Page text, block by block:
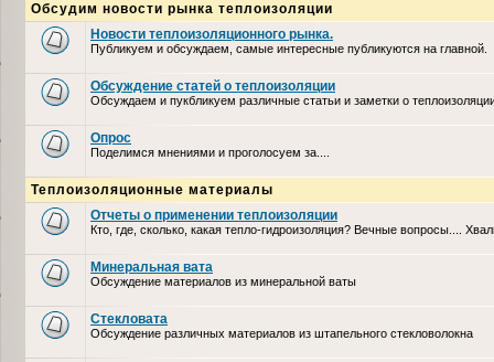
Обсудим новости рынка теплоизоляции
Новости теплоизоляционного рынка.
Публикуем и обсуждаем, самые интересные публикуются на главной.
Обсуждение статей о теплоизоляции
Обсуждаем и пукбликуем различные статьи и заметки о
Опрос
Поделимся мнениями и проголосуем за....
Теплоизоляционные материалы
Отчеты о применении теплоизоляции
Кто, где, сколько, какая тепло-гидроизоляция? Вечные вопросы....
Минеральная вата
Обсуждение материалов из минеральной ваты
Стекловата
Обсуждение различных материалов из штапельного стекловолокна